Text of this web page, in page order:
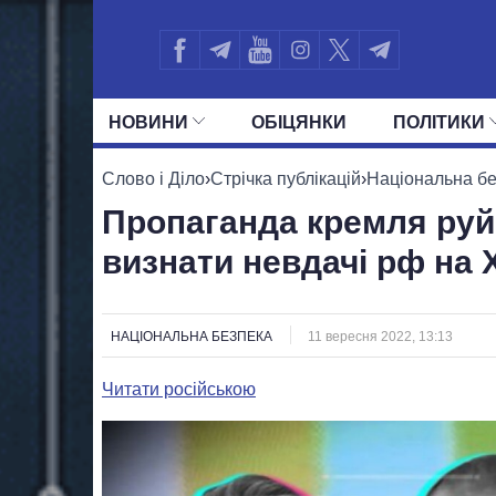
НОВИНИ ОБIЦЯНКИ ПОЛIТИКИ
УСІ ПОЛІТИКИ ПРЕЗИДЕНТ І
Слово і Діло›Стрічка публікацій›Національна
Пропаганда кремля
визнати невдачі рф на
НАЦІОНАЛЬНА БЕЗПЕКА 11 вересня 2022, 13:13
Читати російською